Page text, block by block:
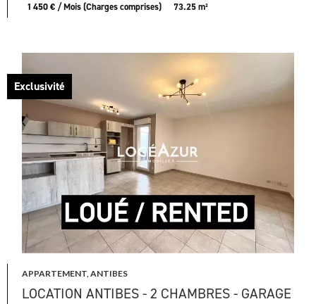
1 450 € / Mois (Charges comprises) 73.25 m²
APPARTEMENT, ANTIBES
LOCATION ANTIBES - 2 CHAMBRES - GARAGE
Exclusivité